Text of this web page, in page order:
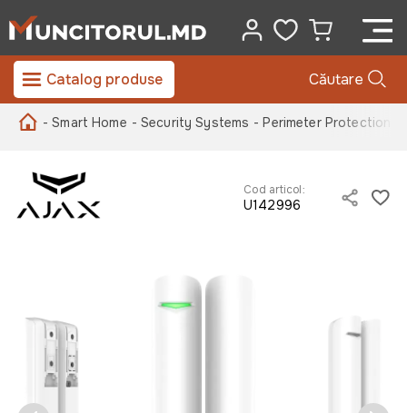
Catalog produse Căutare
- Smart Home - Security Systems - Perimeter Protection
Cod articol:
U142996